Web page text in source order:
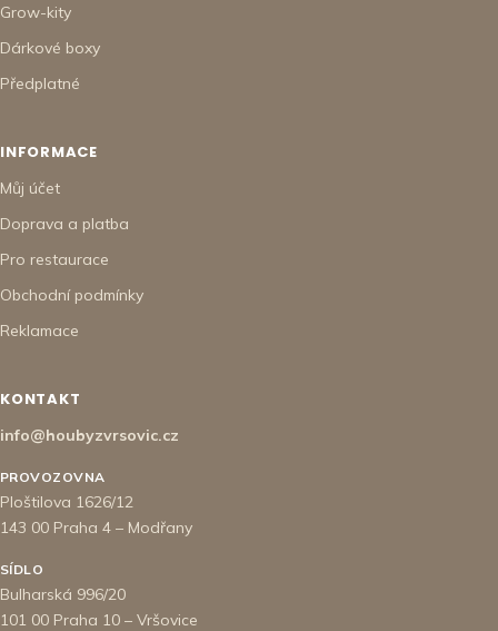
Grow-kity
Dárkové boxy
Předplatné
INFORMACE
Můj účet
Doprava a platba
Pro restaurace
Obchodní podmínky
Reklamace
KONTAKT
info@houbyzvrsovic.cz
PROVOZOVNA
Ploštilova 1626/12
143 00 Praha 4 – Modřany
SÍDLO
Bulharská 996/20
101 00 Praha 10 – Vršovice